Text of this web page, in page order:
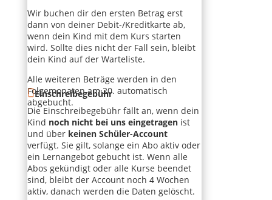
Wir buchen dir den ersten Betrag erst
dann von deiner Debit-/Kreditkarte ab,
wenn dein Kind mit dem Kurs starten
wird. Sollte dies nicht der Fall sein, bleibt
dein Kind auf der Warteliste.
Alle weiteren Beträge werden in den
Folgemonaten am 20. automatisch
abgebucht.
Einschreibegebühr
Die Einschreibegebühr fällt an, wenn dein
Kind noch nicht bei uns eingetragen ist
und über keinen Schüler-Account
verfügt. Sie gilt, solange ein Abo aktiv oder
ein Lernangebot gebucht ist. Wenn alle
Abos gekündigt oder alle Kurse beendet
sind, bleibt der Account noch 4 Wochen
aktiv, danach werden die Daten gelöscht.